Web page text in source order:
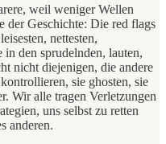
weil weniger Wellen
der Geschichte: Die red flags
nettesten,
in den sprudelnden, lauten,
nicht diejenigen, die andere
sie ghosten, sie
Wir alle tragen Verletzungen
uns selbst zu retten
anderen.